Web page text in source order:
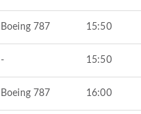
Boeing 787 15:50
- 15:50
Boeing 787 16:00